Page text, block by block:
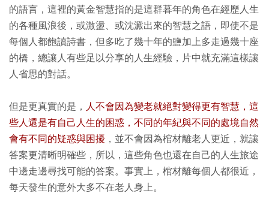
的語言，這裡的黃金智慧指的是這群暮年的角色在經歷人生
的各種風浪後，或激盪、或沈澱出來的智慧之語，即使不是
每個人都飽讀詩書，但多吃了幾十年的鹽加上多走過幾十座
的橋，總讓人有些足以分享的人生經驗，片中就充滿這樣讓
人省思的對話。
但是更真實的是， 人不會因為變老就絕對變得更有智慧，這
些人還是有自己人生的困惑，不同的年紀與不同的處境自然
會有不同的疑惑與困擾 ，並不會因為棺材離老人更近，就讓
答案更清晰明確些，所以，這些角色也還在自己的人生旅途
中邊走邊尋找可能的答案。事實上，棺材離每個人都很近，
每天發生的意外大多不在老人身上。